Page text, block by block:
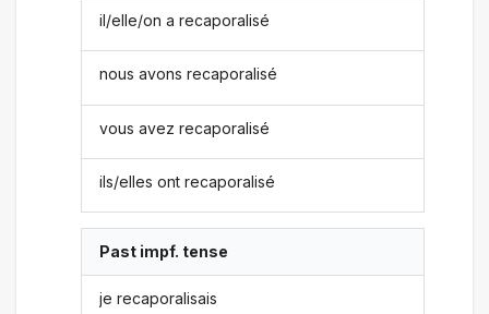
il/elle/on a recaporalisé
nous avons recaporalisé
vous avez recaporalisé
ils/elles ont recaporalisé
Past impf. tense
je recaporalisais